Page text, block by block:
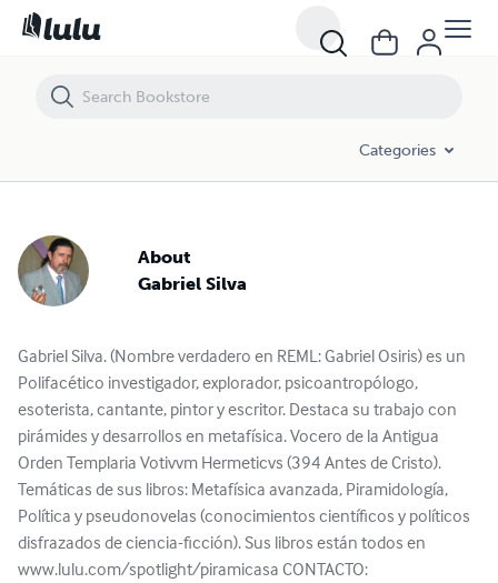
Categories
About
Gabriel Silva
Gabriel Silva. (Nombre verdadero en REML: Gabriel Osiris) es un
Polifacético investigador, explorador, psicoantropólogo,
esoterista, cantante, pintor y escritor. Destaca su trabajo con
pirámides y desarrollos en metafísica. Vocero de la Antigua
Orden Templaria Votivvm Hermeticvs (394 Antes de Cristo).
Temáticas de sus libros: Metafísica avanzada, Piramidología,
Política y pseudonovelas (conocimientos científicos y políticos
disfrazados de ciencia-ficción). Sus libros están todos en
www.lulu.com/spotlight/piramicasa CONTACTO: